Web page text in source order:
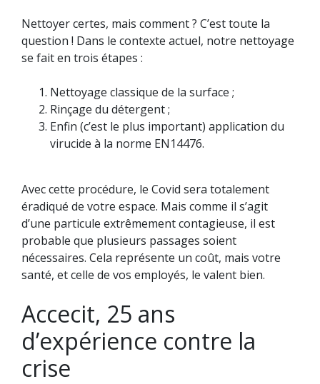
Nettoyer certes, mais comment ? C’est toute la
question ! Dans le contexte actuel, notre nettoyage
se fait en trois étapes :
Nettoyage classique de la surface ;
Rinçage du détergent ;
Enfin (c’est le plus important) application du
virucide à la norme EN14476.
Avec cette procédure, le Covid sera totalement
éradiqué de votre espace. Mais comme il s’agit
d’une particule extrêmement contagieuse, il est
probable que plusieurs passages soient
nécessaires. Cela représente un coût, mais votre
santé, et celle de vos employés, le valent bien.
Accecit, 25 ans
d’expérience contre la
crise